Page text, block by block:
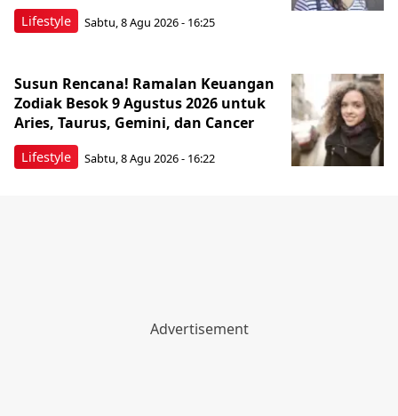
Lifestyle Sabtu, 8 Agu 2026 - 16:25
Lifestyle
Susun Rencana! Ramalan Keuangan
Zodiak Besok 9 Agustus 2026 untuk
Aries, Taurus, Gemini, dan Cancer
Sabtu, 8 Agu 2026 - 16:22